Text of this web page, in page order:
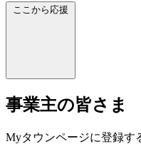
ここから応援
事業主の皆さま
Myタウンページに登録す